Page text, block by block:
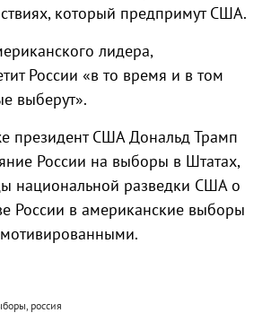
который предпримут США.
лидера,
России «в то время и в том
выберут».
президент США Дональд Трамп
России на выборы в Штатах,
национальной разведки США о
России в американские выборы
россия